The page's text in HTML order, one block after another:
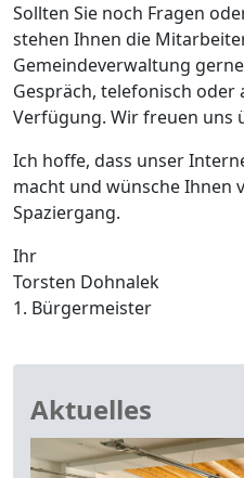
Sollten Sie noch Fragen
stehen Ihnen die
Gemeindeverwaltung
Gespräch, telefonisch
Verfügung. Wir freuen uns
Ich hoffe, dass unser
macht und wünsche Ihnen
Spaziergang.
Ihr
Torsten Dohnalek
1. Bürgermeister
Aktuelles